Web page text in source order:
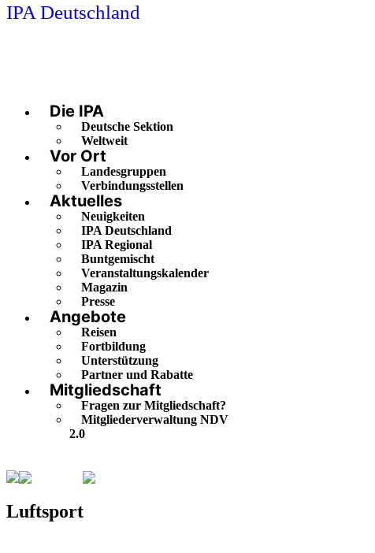
IPA Deutschland
Die IPA
Deutsche Sektion
Weltweit
Vor Ort
Landesgruppen
Verbindungsstellen
Aktuelles
Neuigkeiten
IPA Deutschland
IPA Regional
Buntgemischt
Veranstaltungskalender
Magazin
Presse
Angebote
Reisen
Fortbildung
Unterstützung
Partner und Rabatte
Mitgliedschaft
Fragen zur Mitgliedschaft?
Mitgliederverwaltung NDV
2.0
Luftsport